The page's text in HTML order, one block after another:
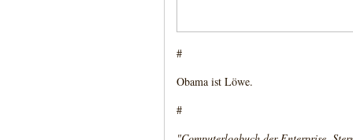
#
Obama ist Löwe.
#